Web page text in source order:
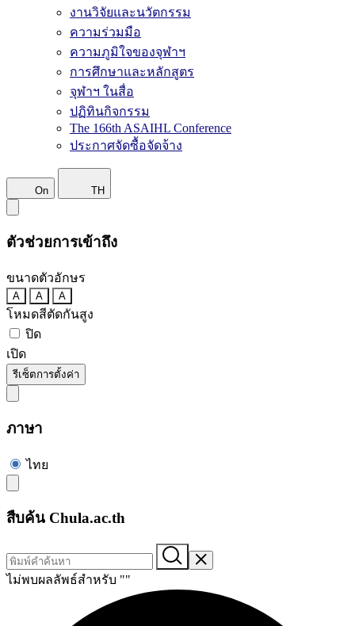
งานวิจัยและนวัตกรรม
ความร่วมมือ
ความภูมิใจของจุฬาฯ
การศึกษาและหลักสูตร
จุฬาฯ ในสื่อ
ปฏิทินกิจกรรม
The 166th ASAIHL Conference
ประกาศจัดซื้อจัดจ้าง
On TH
ตัวช่วยการเข้าถึง
ขนาดตัวอักษร
A A A
โหมดสีตัดกันสูง
ปิด
เปิด
รีเซ็ตการตั้งค่า
ภาษา
ไทย
สืบค้น Chula.ac.th
ไม่พบผลลัพธ์สำหรับ ""